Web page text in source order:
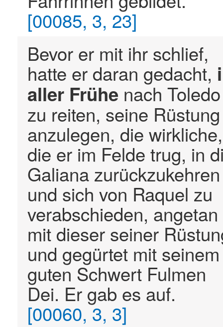
[00085, 3, 23]
Bevor er mit ihr schlief,
hatte er daran gedacht,
aller Frühe nach Toledo
zu reiten, seine Rüstung
anzulegen, die wirkliche,
die er im Felde trug, in
Galiana zurückzukehren
und sich von Raquel zu
verabschieden, angetan
mit dieser seiner
und gegürtet mit seinem
guten Schwert Fulmen
Dei. Er gab es auf.
[00060, 3, 3]